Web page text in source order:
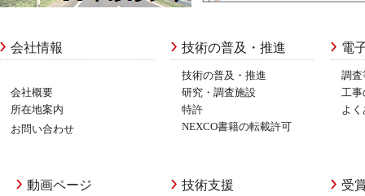
会社情報
会社概要
所在地案内
お問い合わせ
技術の普及・推進
技術の普及・推進
研究・調査施設
特許
NEXCO書籍の転載許可
電
調査
工事
よく
動画ページ 技術支援 受